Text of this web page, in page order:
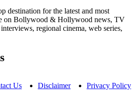
destination for the latest and most
on Bollywood & Hollywood news, TV
regional cinema, web series,
Us Disclaimer Privacy Policy